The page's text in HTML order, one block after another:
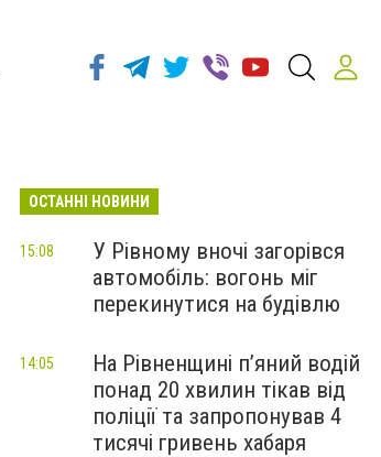
ОСТАННІ НОВИНИ
У Рівному вночі загорівся
автомобіль: вогонь міг
перекинутися на будівлю
15:08
На Рівненщині п’яний водій
понад 20 хвилин тікав від
поліції та запропонував 4
тисячі гривень хабаря
14:05